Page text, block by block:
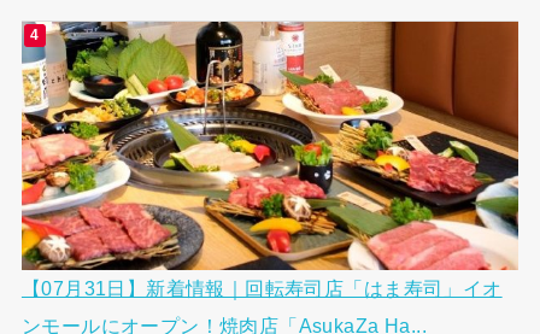
【07月31日】新着情報｜回転寿司店「はま寿司」イオ
ンモールにオープン！焼肉店「AsukaZa Ha...